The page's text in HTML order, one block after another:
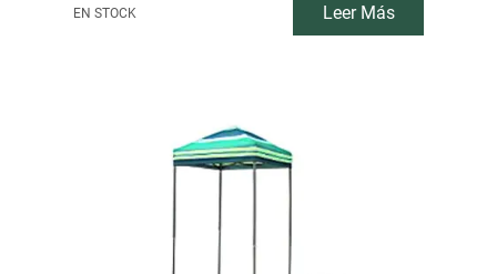
EN STOCK Leer Más